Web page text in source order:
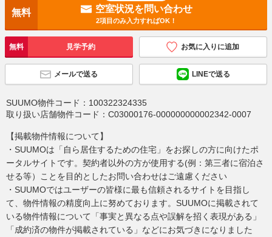
無料 空室状況を問い合わせ
2項目のみ入力すればOK！
無料 見学予約 お気に入りに追加
メールで送る LINEで送る
SUUMO物件コード： 100322324335
取り扱い店舗物件コード： C03000176-000000000002342-0007
【掲載物件情報について】
・SUUMOは「自ら居住するための住宅」をお探しの方に向けたポ
ータルサイトです。契約者以外の方が使用する(例：第三者に宿泊さ
せる等）ことを目的としたお問い合わせはご遠慮ください
・SUUMOではユーザーの皆様に最も信頼されるサイトを目指し
て、物件情報の精度向上に努めております。SUUMOに掲載されて
いる物件情報について「事実と異なる点や誤解を招く表現がある」
「成約済の物件が掲載されている」などにお気づきになりました